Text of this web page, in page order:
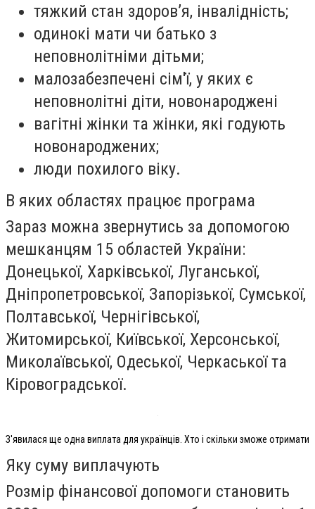
тяжкий стан здоров’я, інвалідність;
одинокі мати чи батько з
неповнолітніми дітьми;
малозабезпечені сім'ї, у яких є
неповнолітні діти, новонароджені
вагітні жінки та жінки, які годують
новонароджених;
люди похилого віку.
В яких областях працює програма
Зараз можна звернутись за допомогою
мешканцям 15 областей України:
Донецької, Харківської, Луганської,
Дніпропетровської, Запорізької, Сумської,
Полтавської, Чернігівської,
Житомирської, Київської, Херсонської,
Миколаївської, Одеської, Черкаської та
Кіровоградської.
З'явилася ще одна виплата для українців. Хто і скільки зможе отримати
Яку суму виплачують
Розмір фінансової допомоги становить